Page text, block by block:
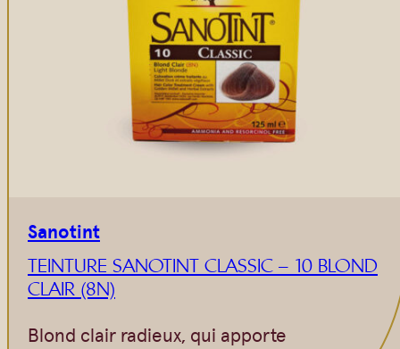
Sanotint
TEINTURE SANOTINT CLASSIC – 10 BLOND
CLAIR (8N)
Blond clair radieux, qui apporte